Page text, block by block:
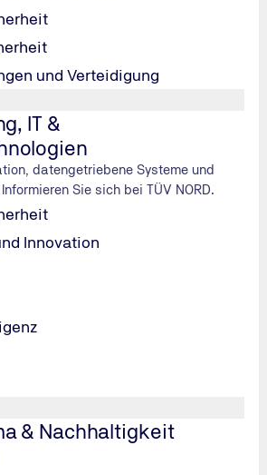
und Verteidigung
IT &
datengetriebene Systeme und
Sie sich bei TÜV NORD.
Innovation
& Nachhaltigkeit
der Zukunft – ob im
Praktiker (TÜV)